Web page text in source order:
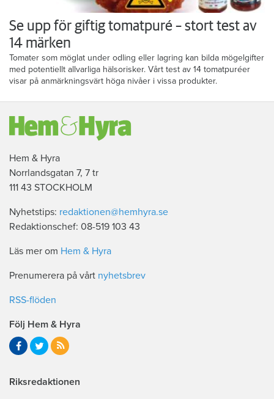
Se upp för giftig tomatpuré – stort test av
14 märken
Tomater som möglat under odling eller lagring kan bilda mögelgifter
med potentiellt allvarliga hälsorisker. Vårt test av 14 tomatpuréer
visar på anmärkningsvärt höga nivåer i vissa produkter.
Hem & Hyra
Norrlandsgatan 7, 7 tr
111 43 STOCKHOLM
Nyhetstips: redaktionen@hemhyra.se
Redaktionschef: 08-519 103 43
Läs mer om Hem & Hyra
Prenumerera på vårt nyhetsbrev
RSS-flöden
Följ Hem & Hyra
Riksredaktionen